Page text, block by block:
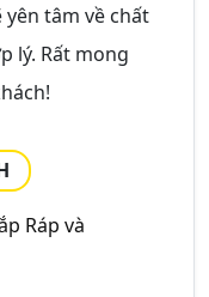
yên tâm về chất
lý. Rất mong
Ráp và